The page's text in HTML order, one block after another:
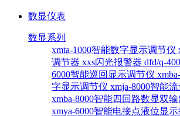
数显仪表
数显系列
xmta-1000智能数字显示调节仪
调节器 xxs闪光报警器 dfd/q-
6000智能巡回显示调节仪
字显示调节仪 xmja-8000智能
xmba-8000智能四回路数显双
xmya-6000智能电接点液位显